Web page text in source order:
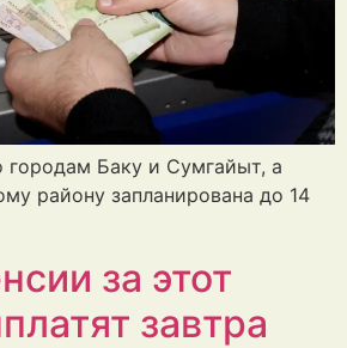
городам Баку и Сумгайыт, а
району запланирована до 14
за этот
завтра